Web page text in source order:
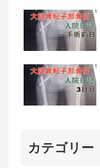
カテゴリー